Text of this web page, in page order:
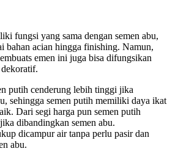
fungsi yang sama dengan semen abu,
bahan acian hingga finishing. Namun,
emen ini juga bisa difungsikan
putih cenderung lebih tinggi jika
sehingga semen putih memiliki daya ikat
Dari segi harga pun semen putih
dibandingkan semen abu.
dicampur air tanpa perlu pasir dan
abu.